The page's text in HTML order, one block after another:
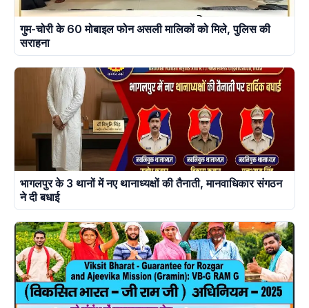
गुम-चोरी के 60 मोबाइल फोन असली मालिकों को मिले, पुलिस की
सराहना
भागलपुर के 3 थानों में नए थानाध्यक्षों की तैनाती, मानवाधिकार संगठन
ने दी बधाई